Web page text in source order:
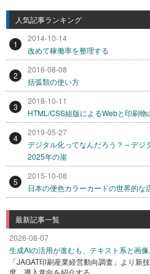
人気記事ランキング
1
2014-10-14
改めて稼働率を整理する
2
2016-08-08
括弧類の使い方
3
2018-10-11
HTML/CSS組版によるWebと印刷物
4
2019-05-27
デジタル化ってなんだろう？～デジ
2025年の崖
5
2015-10-08
日本の便色カラーカードの世界的な
最新記事一覧
2026-08-07
生成AIの活用が進むも、テキスト系と画
「JAGAT印刷産業経営動向調査」より新
度、導入意向を紹介する。 ...